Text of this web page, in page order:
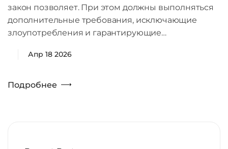
закон позволяет. При этом должны выполняться
дополнительные требования, исключающие
злоупотребления и гарантирующие…
Апр 18 2026
Подробнее